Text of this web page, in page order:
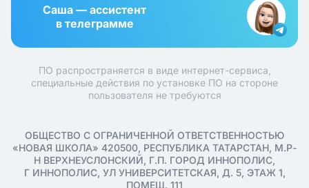
Саша — ассистент
в телеграмме
ПО распространяется в виде интернет-сервиса,
специальные действия по установке ПО на стороне
пользователя не требуются
ОБЩЕСТВО С ОГРАНИЧЕННОЙ ОТВЕТСТВЕННОСТЬЮ
«НОВАЯ ШКОЛА» 420500, РЕСПУБЛИКА ТАТАРСТАН, М.Р-
Н ВЕРХНЕУСЛОНСКИЙ, Г.П. ГОРОД ИННОПОЛИС,
Г ИННОПОЛИС, УЛ УНИВЕРСИТЕТСКАЯ, Д. 5, ЭТАЖ 1,
ПОМЕЩ. 111